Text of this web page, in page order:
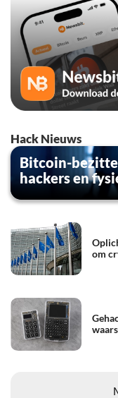
Hack Nieuws
Bitcoin-
hackers en
om